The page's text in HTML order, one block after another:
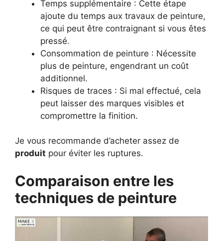
Temps supplémentaire : Cette étape
ajoute du temps aux travaux de peinture,
ce qui peut être contraignant si vous êtes
pressé.
Consommation de peinture : Nécessite
plus de peinture, engendrant un coût
additionnel.
Risques de traces : Si mal effectué, cela
peut laisser des marques visibles et
compromettre la finition.
Je vous recommande d’acheter assez de
produit pour éviter les ruptures.
Comparaison entre les
techniques de peinture